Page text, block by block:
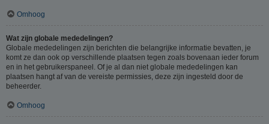
Omhoog
Wat zijn globale mededelingen?
Globale mededelingen zijn berichten die belangrijke informatie bevatten, je
komt ze dan ook op verschillende plaatsen tegen zoals bovenaan ieder forum
en in het gebruikerspaneel. Of je al dan niet globale mededelingen kan
plaatsen hangt af van de vereiste permissies, deze zijn ingesteld door de
beheerder.
Omhoog